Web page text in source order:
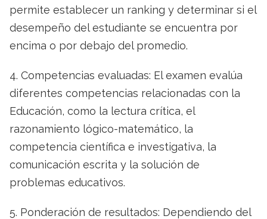
permite establecer un ranking y determinar si el
desempeño del estudiante se encuentra por
encima o por debajo del promedio.
4. Competencias evaluadas: El examen evalúa
diferentes competencias relacionadas con la
Educación, como la lectura crítica, el
razonamiento lógico-matemático, la
competencia científica e investigativa, la
comunicación escrita y la solución de
problemas educativos.
5. Ponderación de resultados: Dependiendo del